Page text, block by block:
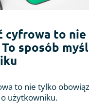
cyfrowa to
sposób
to nie tylko
użytkowniku.